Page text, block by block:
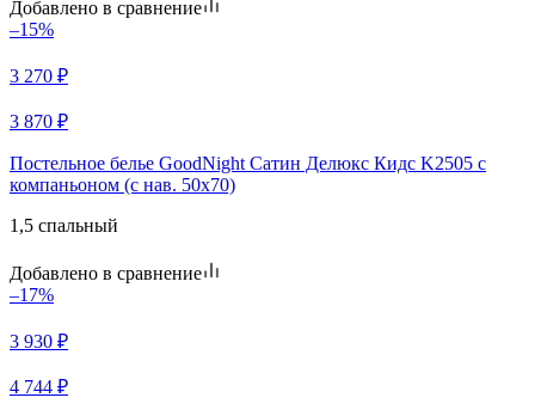
Добавлено в сравнение
–15%
3 270 ₽
3 870 ₽
Постельное белье GoodNight Сатин Делюкс Кидс K2505 с
компаньоном (с нав. 50х70)
1,5 спальный
Добавлено в сравнение
–17%
3 930 ₽
4 744 ₽